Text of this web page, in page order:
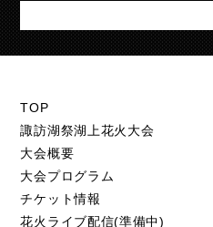
TOP
諏訪湖祭湖上花火大会
大会概要
大会プログラム
チケット情報
花火ライブ配信(準備中)